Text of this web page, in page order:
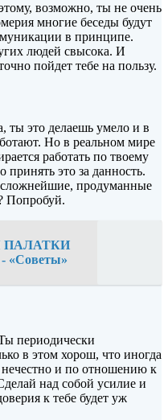
возможно, ты не очень
многие беседы будут
в принципе.
людей свысока. И
пойдет тебе на пользу.
ты это делаешь умело и в
Но в реальном мире
работать по твоему
это за данность.
сложнейшие, продуманные
Попробуй.
ПАЛАТКИ
«Советы»
периодически
в этом хорош, что иногда
и по отношению к
над собой усилие и
к тебе будет уж